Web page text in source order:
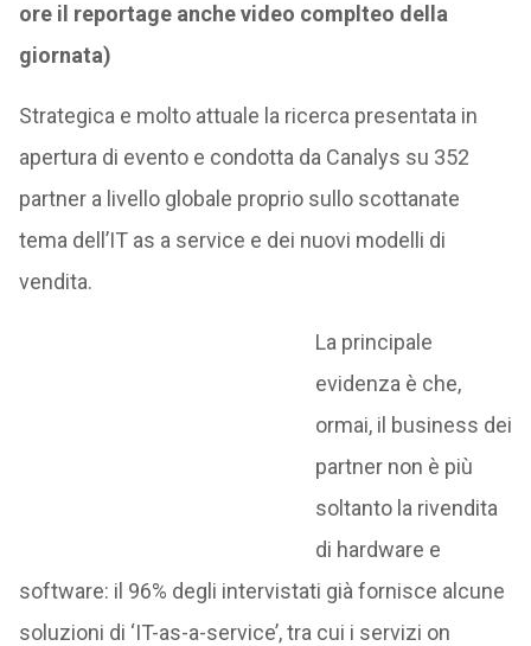
ore il reportage anche video complteo della
giornata)
Strategica e molto attuale la ricerca presentata in
apertura di evento e condotta da Canalys su 352
partner a livello globale proprio sullo scottanate
tema dell’IT as a service e dei nuovi modelli di
vendita.
La principale
evidenza è che,
ormai, il business dei
partner non è più
soltanto la rivendita
di hardware e
software: il 96% degli intervistati già fornisce alcune
soluzioni di ‘IT-as-a-service’, tra cui i servizi on